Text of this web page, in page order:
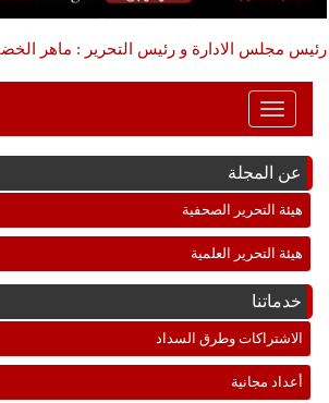
رئيس مجلس الادارة و رئيس التحرير : ماهر
Toggle
Navigation
عن المجلة
هيئة التحرير الصحفية
هيئة التحرير العلمية
خدماتنا
الاشتراكات وطرق السداد
أعداد مجانية